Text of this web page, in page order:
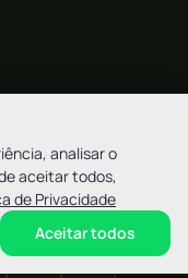
20
/ Curitiba - PR - CEP
analisar o
aceitar todos,
de Privacidade
Aceitar todos